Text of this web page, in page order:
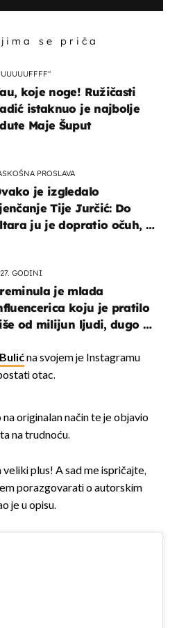
se priča
koje noge! Ružičasti
istaknuo je najbolje
Maje Šuput
PROSLAVA
je izgledalo
Tije Jurčić: Do
ju je dopratio očuh, a
GODINI
je mlada
koju je pratilo
od milijun ljudi, dugo se
na svojem je Instagramu
otac.
originalan način te je objavio
na trudnoću.
plus! A sad me ispričajte,
porazgovarati o autorskim
je u opisu.